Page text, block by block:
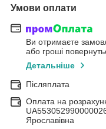
Умови оплати
Ви отримаєте
або гроші
Детальніше
Післяплата
Оплата на
Ярославівна